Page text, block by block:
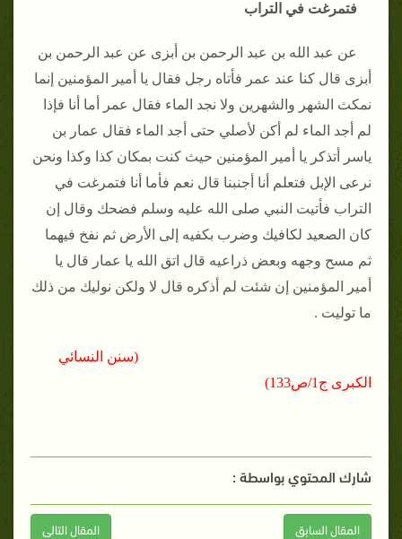
فتمرغت في التراب
عن عبد الله بن عبد الرحمن بن أبزى عن عبد الرحمن بن
أبزى قال كنا عند عمر فأتاه رجل فقال يا أمير المؤمنين إنما
نمكث الشهر والشهرين ولا نجد الماء فقال عمر أما أنا فإذا
لم أجد الماء لم أكن لأصلي حتى أجد الماء فقال عمار بن
ياسر أتذكر يا أمير المؤمنين حيث كنت بمكان كذا وكذا ونحن
نرعى الإبل فتعلم أنا أجنبنا قال نعم فأما أنا فتمرغت في
التراب فأتيت النبي صلى الله عليه وسلم فضحك وقال إن
كان الصعيد لكافيك وضرب بكفيه إلى الأرض ثم نفخ فيهما
ثم مسح وجهه وبعض ذراعيه قال اتق الله يا عمار قال يا
أمير المؤمنين إن شئت لم أذكره قال لا ولكن نوليك من ذلك
ما توليت .
(سنن النسائي
الكبرى ج1/ص133)
شارك المحتوي بواسطة :
المقال السابق المقال التالى